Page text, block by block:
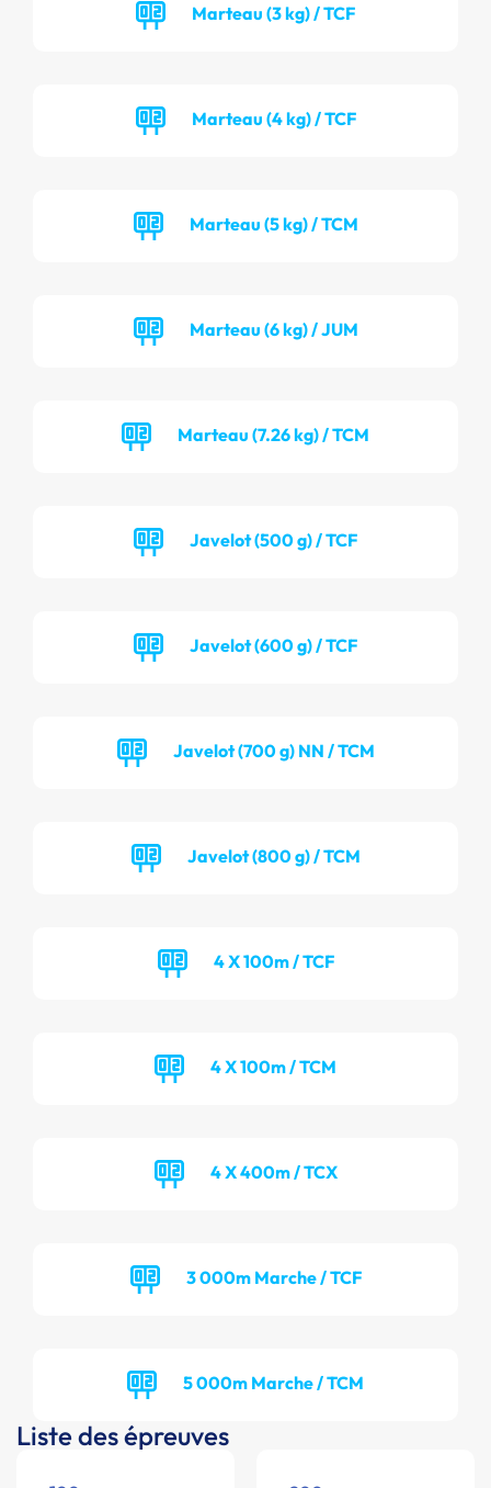
Marteau (3 kg) / TCF
Marteau (4 kg) / TCF
Marteau (5 kg) / TCM
Marteau (6 kg) / JUM
Marteau (7.26 kg) / TCM
Javelot (500 g) / TCF
Javelot (600 g) / TCF
Javelot (700 g) NN / TCM
Javelot (800 g) / TCM
4 X 100m / TCF
4 X 100m / TCM
4 X 400m / TCX
3 000m Marche / TCF
5 000m Marche / TCM
Liste des épreuves